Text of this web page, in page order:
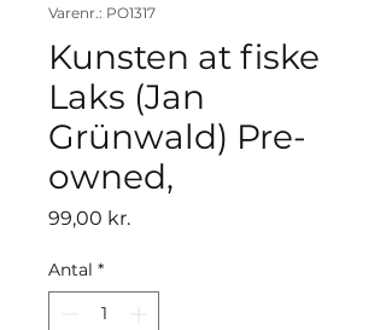
Varenr.: PO1317
Kunsten at fiske
Laks (Jan
Grünwald) Pre-
owned,
99,00 kr.Pris
Antal *